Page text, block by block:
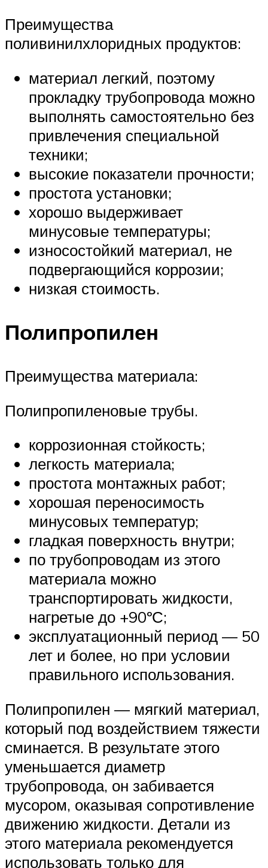
Преимущества
поливинилхлоридных продуктов:
материал легкий, поэтому
прокладку трубопровода можно
выполнять самостоятельно без
привлечения специальной
техники;
высокие показатели прочности;
простота установки;
хорошо выдерживает
минусовые температуры;
износостойкий материал, не
подвергающийся коррозии;
низкая стоимость.
Полипропилен
Преимущества материала:
Полипропиленовые трубы.
коррозионная стойкость;
легкость материала;
простота монтажных работ;
хорошая переносимость
минусовых температур;
гладкая поверхность внутри;
по трубопроводам из этого
материала можно
транспортировать жидкости,
нагретые до +90ºС;
эксплуатационный период — 50
лет и более, но при условии
правильного использования.
Полипропилен — мягкий материал,
который под воздействием тяжести
сминается. В результате этого
уменьшается диаметр
трубопровода, он забивается
мусором, оказывая сопротивление
движению жидкости. Детали из
этого материала рекомендуется
использовать только для